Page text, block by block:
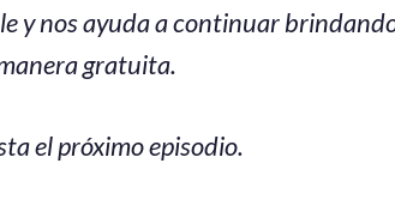
y nos ayuda a continuar
gratuita.
el próximo episodio.